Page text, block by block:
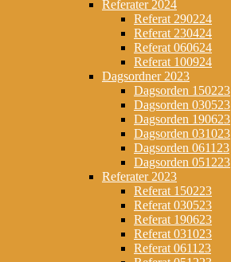
Referater 2024
Referat 290224
Referat 230424
Referat 060624
Referat 100924
Dagsordner 2023
Dagsorden 150223
Dagsorden 030523
Dagsorden 190623
Dagsorden 031023
Dagsorden 061123
Dagsorden 051223
Referater 2023
Referat 150223
Referat 030523
Referat 190623
Referat 031023
Referat 061123